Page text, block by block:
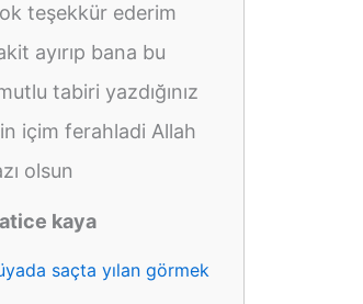
teşekkür ederim
ayırıp bana bu
tabiri yazdığınız
içim ferahladi Allah
olsun
kaya
saçta yılan görmek